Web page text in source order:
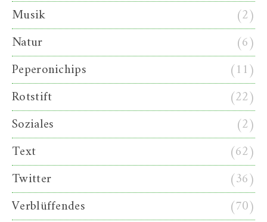
Musik
(2)
Natur
(6)
Peperonichips
(11)
Rotstift
(22)
Soziales
(2)
Text
(62)
Twitter
(36)
Verblüffendes
(70)